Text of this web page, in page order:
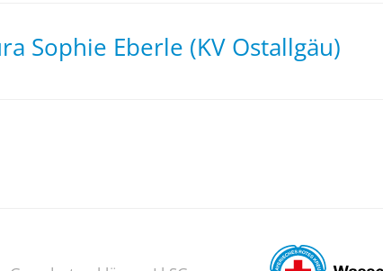
Sophie Eberle (KV Ostallgäu)